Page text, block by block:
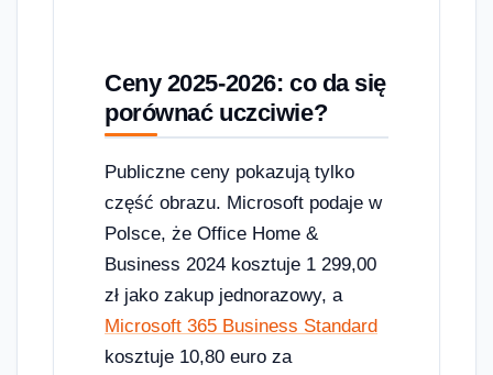
Ceny 2025-2026: co da się
porównać uczciwie?
Publiczne ceny pokazują tylko
część obrazu. Microsoft podaje w
Polsce, że Office Home &
Business 2024 kosztuje 1 299,00
zł jako zakup jednorazowy, a
Microsoft 365 Business Standard
kosztuje 10,80 euro za